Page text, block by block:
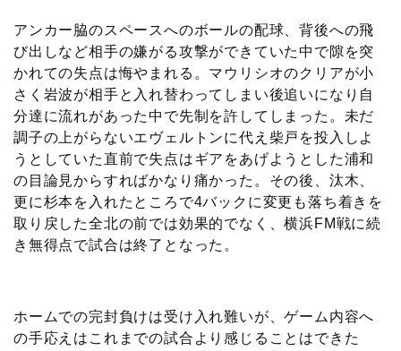
アンカー脇のスペースへのボールの配球、背後への飛
び出しなど相手の嫌がる攻撃ができていた中で隙を突
かれての失点は悔やまれる。マウリシオのクリアが小
さく岩波が相手と入れ替わってしまい後追いになり自
分達に流れがあった中で先制を許してしまった。未だ
調子の上がらないエヴェルトンに代え柴戸を投入しよ
うとしていた直前で失点はギアをあげようとした浦和
の目論見からすればかなり痛かった。その後、汰木、
更に杉本を入れたところで4バックに変更も落ち着きを
取り戻した全北の前では効果的でなく、横浜FM戦に続
き無得点で試合は終了となった。
ホームでの完封負けは受け入れ難いが、ゲーム内容へ
の手応えはこれまでの試合より感じることはできた